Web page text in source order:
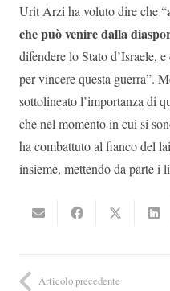
Urit Arzi ha voluto dire che “
che può venire dalla
difendere lo Stato d’Israele,
per vincere questa guerra”.
sottolineato l’importanza di
che nel momento in cui si
ha combattuto al fianco del
insieme, mettendo da parte i
Articolo precedente